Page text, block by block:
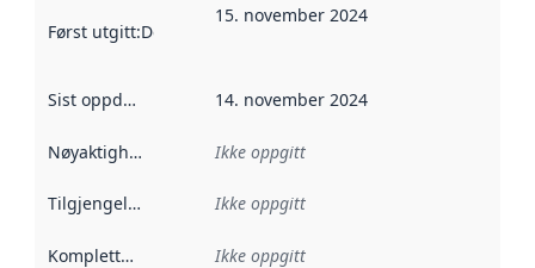
Først utgitt:Denne datoen sier når dataene i dette
15. november 2024
Sist oppdatert 14. november 2024
Nøyaktighet Ikke oppgitt
Tilgjengelighet Ikke oppgitt
Kompletthet Ikke oppgitt